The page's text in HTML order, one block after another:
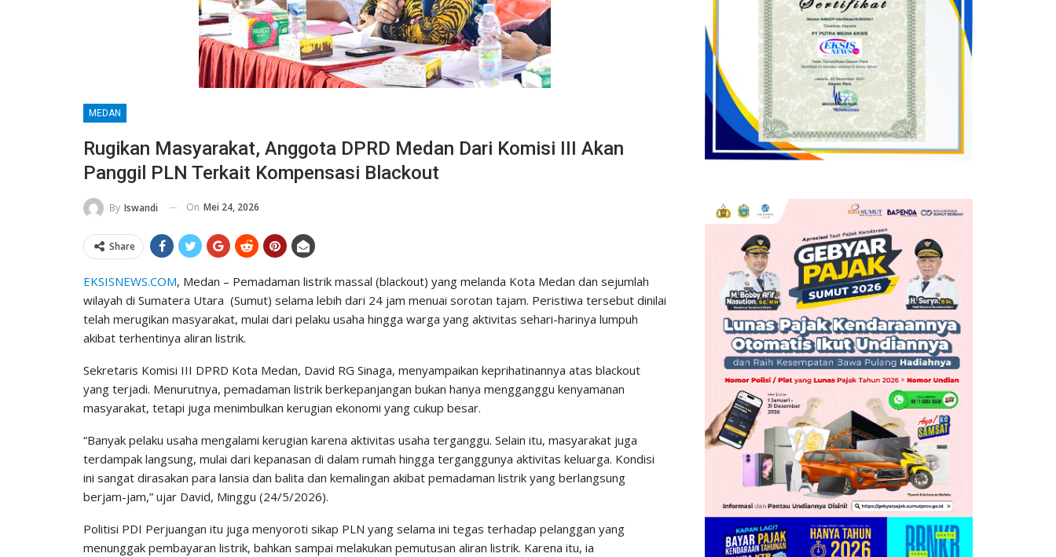
MEDAN
Rugikan Masyarakat, Anggota DPRD Medan Dari Komisi III Akan
Panggil PLN Terkait Kompensasi Blackout
By Iswandi On Mei 24, 2026
Share
EKSISNEWS.COM, Medan – Pemadaman listrik massal (blackout) yang melanda Kota Medan dan sejumlah
wilayah di Sumatera Utara (Sumut) selama lebih dari 24 jam menuai sorotan tajam. Peristiwa tersebut dinilai
telah merugikan masyarakat, mulai dari pelaku usaha hingga warga yang aktivitas sehari-harinya lumpuh
akibat terhentinya aliran listrik.
Sekretaris Komisi III DPRD Kota Medan, David RG Sinaga, menyampaikan keprihatinannya atas blackout
yang terjadi. Menurutnya, pemadaman listrik berkepanjangan bukan hanya mengganggu kenyamanan
masyarakat, tetapi juga menimbulkan kerugian ekonomi yang cukup besar.
“Banyak pelaku usaha mengalami kerugian karena aktivitas usaha terganggu. Selain itu, masyarakat juga
terdampak langsung, mulai dari kepanasan di dalam rumah hingga terganggunya aktivitas keluarga. Kondisi
ini sangat dirasakan para lansia dan balita dan kemalingan akibat pemadaman listrik yang berlangsung
berjam-jam,” ujar David, Minggu (24/5/2026).
Politisi PDI Perjuangan itu juga menyoroti sikap PLN yang selama ini tegas terhadap pelanggan yang
menunggak pembayaran listrik, bahkan sampai melakukan pemutusan aliran listrik. Karena itu, ia